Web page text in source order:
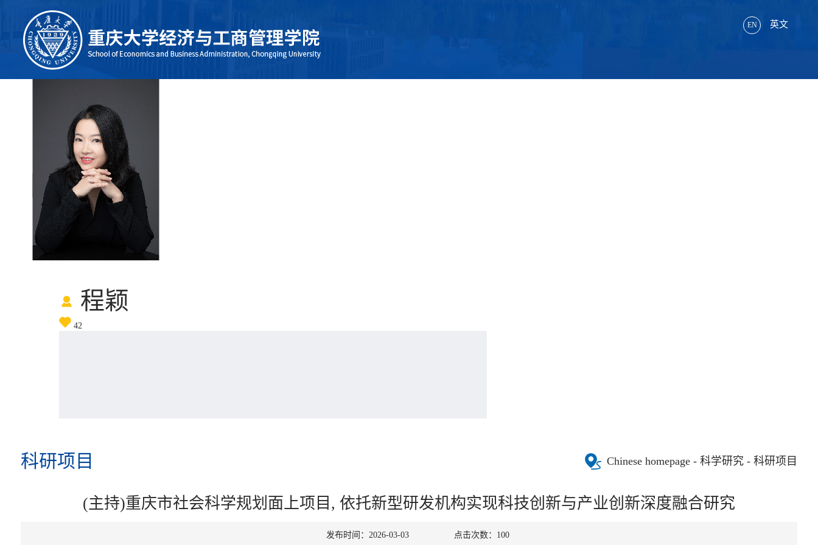
EN 英文
程颖
42
科研项目 Chinese homepage - 科学研究 - 科研项目
(主持)重庆市社会科学规划面上项目, 依托新型研发机构实现科技创新与产业创新深度融合研究
发布时间：2026-03-03 点击次数： 100